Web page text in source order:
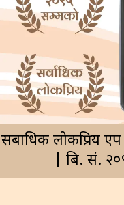
सर्बाधिक लोकप्रिय
| बि. सं.